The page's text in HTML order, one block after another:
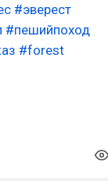
#эверест
#пешийпоход
#forest